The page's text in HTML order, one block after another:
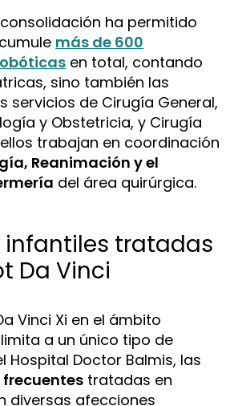
ha permitido
más de 600
en total, contando
sino también las
servicios de Cirugía General,
y Obstetricia, y Cirugía
trabajan en coordinación
Reanimación y el
del área quirúrgica.
infantiles tratadas
Da Vinci
Vinci Xi en el ámbito
a un único tipo de
Hospital Doctor Balmis, las
tratadas en
diversas afecciones